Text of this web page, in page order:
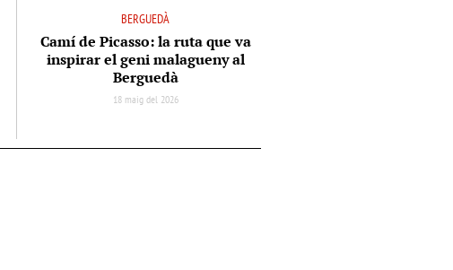
BERGUEDÀ
Camí de Picasso: la ruta que va
inspirar el geni malagueny al
Berguedà
18 maig del 2026